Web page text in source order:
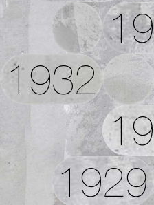
1932
1929